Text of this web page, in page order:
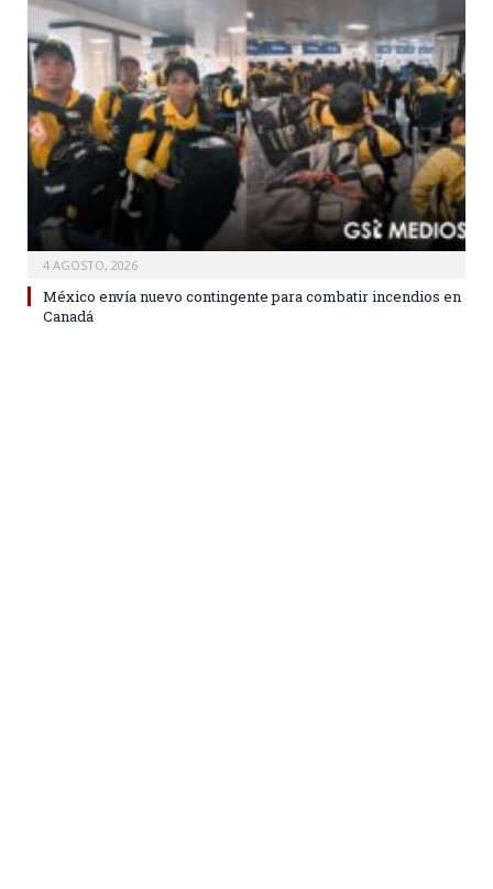
4 AGOSTO, 2026
México envía nuevo contingente para combatir incendios en
Canadá